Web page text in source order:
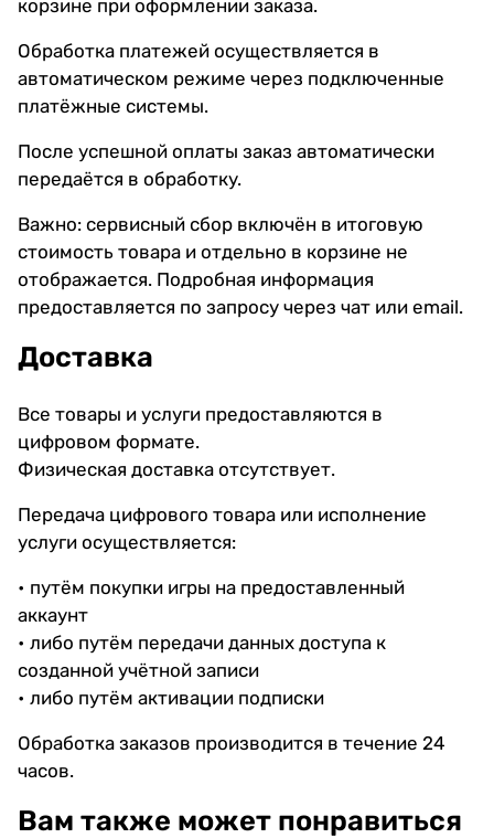
корзине при оформлении заказа.
Обработка платежей осуществляется в
автоматическом режиме через подключенные
платёжные системы.
После успешной оплаты заказ автоматически
передаётся в обработку.
Важно: сервисный сбор включён в итоговую
стоимость товара и отдельно в корзине не
отображается. Подробная информация
предоставляется по запросу через чат или email.
Доставка
Все товары и услуги предоставляются в
цифровом формате.
Физическая доставка отсутствует.
Передача цифрового товара или исполнение
услуги осуществляется:
• путём покупки игры на предоставленный
аккаунт
• либо путём передачи данных доступа к
созданной учётной записи
• либо путём активации подписки
Обработка заказов производится в течение 24
часов.
Вам также может понравиться